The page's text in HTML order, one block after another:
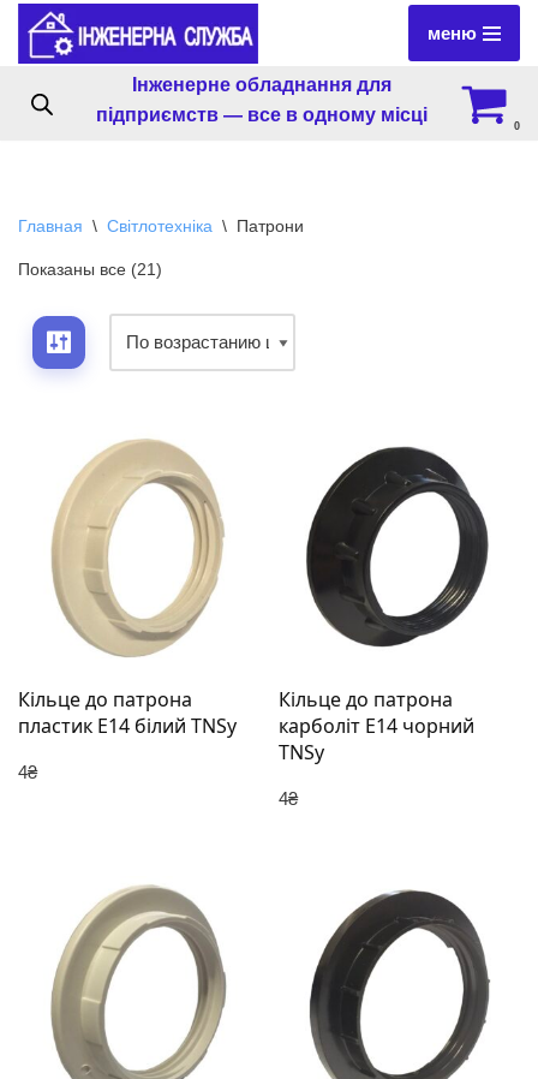
Перейти
содержимому
меню
Інженерне обладнання для
підприємств — все в одному місці
0
Главная \ Світлотехніка \ Патрони
Показаны все (21)
Кільце до патрона
пластик Е14 білий TNSy
4₴
Кільце до патрона
карболіт Е14 чорний
TNSy
4₴